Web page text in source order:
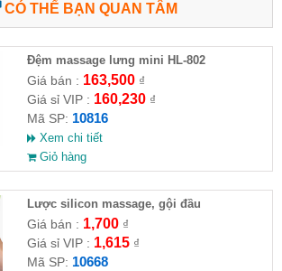
CÓ THỂ BẠN QUAN TÂM
Đệm massage lưng mini HL-802
Giá bán : 163,500₫
Giá sỉ VIP : 160,230₫
Mã SP: 10816
Xem chi tiết
Giỏ hàng
Lược silicon massage, gội đầu
Giá bán : 1,700₫
Giá sỉ VIP : 1,615₫
Mã SP: 10668